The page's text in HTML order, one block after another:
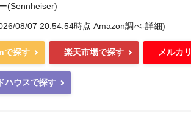
(Sennheiser)
08/07 20:54:54時点 Amazon調べ-詳細)
で探す 楽天市場で探す メルカリ
ハウスで探す